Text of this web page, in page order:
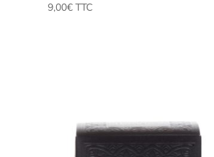
9,00€ TTC